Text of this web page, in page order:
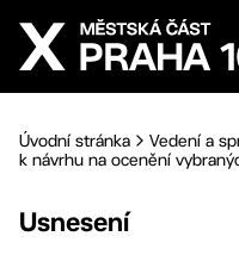
Přejít na hlavní obsah
Úvodní stránka Vedení a
k návrhu na ocenění
Usnesení